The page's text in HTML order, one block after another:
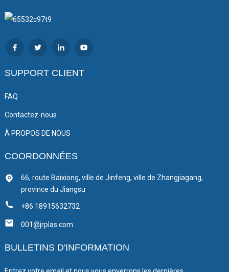
SUPPORT CLIENT
FAQ
Contactez-nous
À PROPOS DE NOUS
COORDONNÉES
66, route Baixiong, ville de Jinfeng, ville de Zhangjiagang,
province du Jiangsu
+86 18915632732
001@jrplas.com
BULLETINS D'INFORMATION